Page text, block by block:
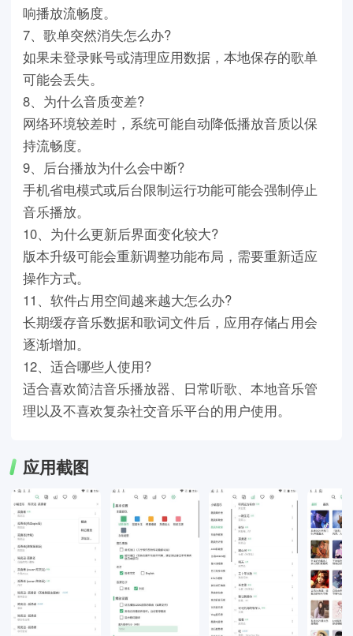
响播放流畅度。
7、歌单突然消失怎么办?
如果未登录账号或清理应用数据，本地保存的歌单
可能会丢失。
8、为什么音质变差?
网络环境较差时，系统可能自动降低播放音质以保
持流畅度。
9、后台播放为什么会中断?
手机省电模式或后台限制运行功能可能会强制停止
音乐播放。
10、为什么更新后界面变化较大?
版本升级可能会重新调整功能布局，需要重新适应
操作方式。
11、软件占用空间越来越大怎么办?
长期缓存音乐数据和歌词文件后，应用存储占用会
逐渐增加。
12、适合哪些人使用?
适合喜欢简洁音乐播放器、日常听歌、本地音乐管
理以及不喜欢复杂社交音乐平台的用户使用。
应用截图